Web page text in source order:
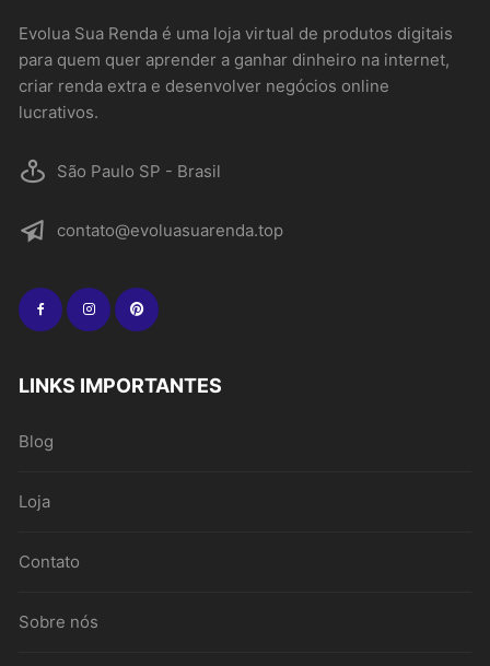
Evolua Sua Renda é uma loja virtual de produtos digitais
para quem quer aprender a ganhar dinheiro na internet,
criar renda extra e desenvolver negócios online
lucrativos.
São Paulo SP - Brasil
contato@evoluasuarenda.top
LINKS IMPORTANTES
Blog
Loja
Contato
Sobre nós